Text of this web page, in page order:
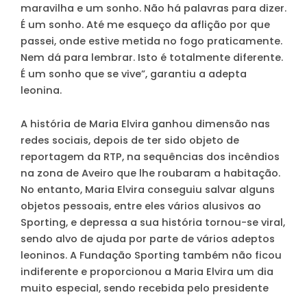
maravilha e um sonho. Não há palavras para dizer.
É um sonho. Até me esqueço da aflição por que
passei, onde estive metida no fogo praticamente.
Nem dá para lembrar. Isto é totalmente diferente.
É um sonho que se vive”, garantiu a adepta
leonina.
A história de Maria Elvira ganhou dimensão nas
redes sociais, depois de ter sido objeto de
reportagem da RTP, na sequências dos incêndios
na zona de Aveiro que lhe roubaram a habitação.
No entanto, Maria Elvira conseguiu salvar alguns
objetos pessoais, entre eles vários alusivos ao
Sporting, e depressa a sua história tornou-se viral,
sendo alvo de ajuda por parte de vários adeptos
leoninos. A Fundação Sporting também não ficou
indiferente e proporcionou a Maria Elvira um dia
muito especial, sendo recebida pelo presidente